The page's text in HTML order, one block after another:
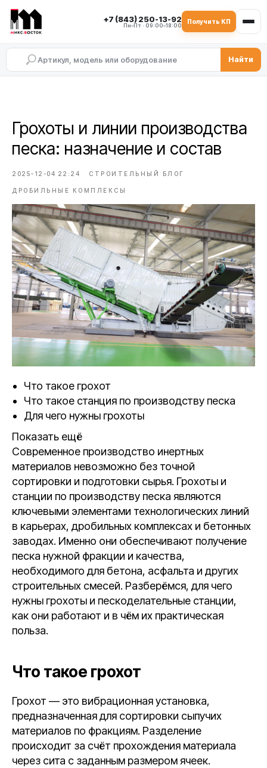
+7 (843) 250-13-92
Пн–Пт · 09:00–18:00
Получить КП
Найти
Грохоты и линии производства
песка: назначение и состав
2025-12-04 22:24 СТРОИТЕЛЬНЫЙ БЛОГ
ДРОБИЛЬНЫЕ КОМПЛЕКСЫ
Что такое грохот
Что такое станция по производству песка
Для чего нужны грохоты
Показать ещё
Современное производство инертных
материалов невозможно без точной
сортировки и подготовки сырья. Грохоты и
станции по производству песка являются
ключевыми элементами технологических линий
в карьерах, дробильных комплексах и бетонных
заводах. Именно они обеспечивают получение
песка нужной фракции и качества,
необходимого для бетона, асфальта и других
строительных смесей. Разберёмся, для чего
нужны грохоты и пескоделательные станции,
как они работают и в чём их практическая
польза.
Что такое грохот
Грохот — это вибрационная установка,
предназначенная для сортировки сыпучих
материалов по фракциям. Разделение
происходит за счёт прохождения материала
через сита с заданным размером ячеек.